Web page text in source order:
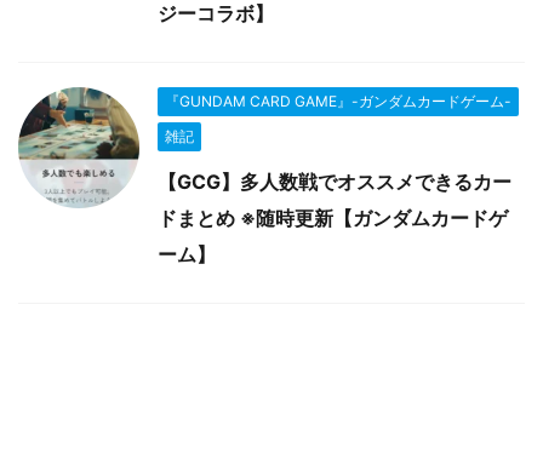
ジーコラボ】
『GUNDAM CARD GAME』-ガンダムカードゲーム-
雑記
【GCG】多人数戦でオススメできるカー
ドまとめ ※随時更新【ガンダムカードゲ
ーム】